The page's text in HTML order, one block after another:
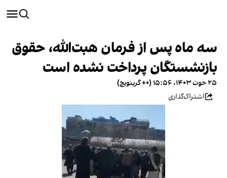
سه ماه پس از فرمان هبت‌الله، حقوق
بازنشستگان پرداخت نشده است
۲۵ حوت ۱۴۰۳، ۱۵:۵۶ (‎+۰ گرینویچ)
اشتراک‌گذاری